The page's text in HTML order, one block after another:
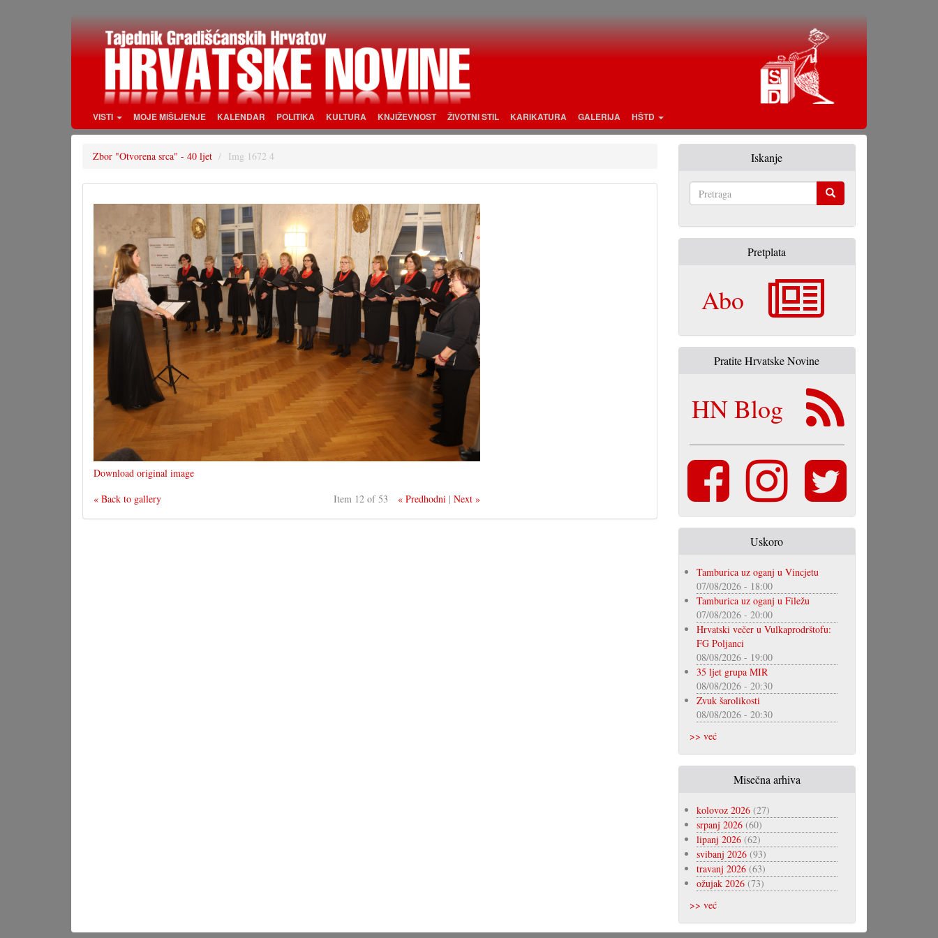
VISTI MOJE MIŠLJENJE KALENDAR POLITIKA KULTURA KNJIŽEVNOST ŽIVOTNI STIL KARIKATURA GALERIJA HŠTD
Zbor "Otvorena srca" - 40 ljet Img 1672 4
Download original image
« Back to gallery
Item 12 of 53 « Predhodni |Next »
Iskanje
Pretplata
Abo
Pratite Hrvatske Novine
HN Blog
Uskoro
Tamburica uz oganj u Vincjetu
07/08/2026 - 18:00
Tamburica uz oganj u Filežu
07/08/2026 - 20:00
Hrvatski večer u Vulkaprodrštofu:
FG Poljanci
08/08/2026 - 19:00
35 ljet grupa MIR
08/08/2026 - 20:30
Zvuk šarolikosti
08/08/2026 - 20:30
>> već
Misečna arhiva
kolovoz 2026(27)
srpanj 2026(60)
lipanj 2026(62)
svibanj 2026(93)
travanj 2026(63)
ožujak 2026(73)
>> već